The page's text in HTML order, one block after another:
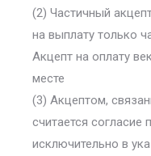
(2) Частичный
на выплату только
Акцепт на оплату
месте
(3) Акцептом,
считается
исключительно в